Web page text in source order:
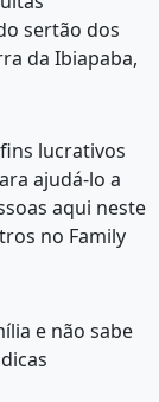
sertão dos
da Ibiapaba,
lucrativos
ajudá-lo a
aqui neste
no Family
e não sabe